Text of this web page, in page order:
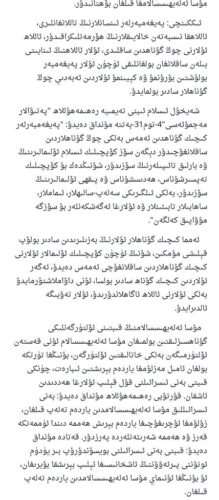
مۇسا ئەلەيھىسسالامغا قىلغان بۆھتانىدۇر.
ئىككىنچى: پەيغەمبەرلەر ئىنسانلارنىڭ تاللانغانلىرى،
ئاللاھقا نىسبەتەن خالايىقلارنىڭ ھۆرمەتلىكراقىدۇر، ئاللاھ
ئۇلارنى چوڭ گۇناھدىن ساقلىدى، ئۇلار ئاللاھنىڭ ئىنايىتى
بىلەن ساقلانغان بولغانلىقى ئۈچۈن ئۇلار پەيغەمبەر
بولۇشتىن بۇرۇنمۇ ۋە كېيىنمۇ ئۇلاردىن ئەبەدىي چوڭ
گۇناھلار سادىر بولمايدۇ.
شەيخۇل ئىسلام ئىبنى تەيمىيە رەھىمەھۇللاھ "پەتىۋالار
مەجمۇئەسى"4-توم31-بەتتە مۇنداق دەيدۇ: "پەيغەمبەرلەر
كىچىك گۇناھدىن ئەمەس بەلكى چوڭ گۇناھلاردىن
ساقلانغۇچىدۇر دېگەن سۆز كۆپچىلىك ئىسلام ئۆلىمالىرىنىڭ
ۋە بارلىق تائىپىلەرنىڭ سۆزىدۇر، شۇنىڭدەك بۇ كۆپچىلىك
تەپسىرشۇناس، ھەدىسشۇناس ۋە پىقھى ئۆلىمالىرىنىڭ
سۆزىدۇر، بەلكى ئىلگىرىكى سەلەپ-سالىھلار، ئىماملار،
ساھابىلار تابىئىنلار ۋە ئۇلارغا ئەگەشكەنلەر بۇ سۆزگە
مۇۋاپىق كەلگەن".
ئەمما كىچىك گۇناھلار ئۇلارنىڭ بەزىلىرىدىن سادىر بولۇپ
قېلىشى مۇمكىن، شۇنىڭ ئۈچۈن كۆپچىلىك ئۆلىمالار ئۇلارنى
كىچىك گۇناھلاردىن ساقلانغۇچى ئەمەس دەيدۇ، ئەگەر
ئۇلاردىن كىچىك گۇناھ سادىر بولسا، ئۇنى داۋاملاشتۇرمايدۇ
بەلكى ئۇلارنى ئاللاھ ئاگاھلاندۇرىدۇ، ئۇلار تەۋبىگە
ئالدىرايدۇ.
مۇسا ئەلەيھىسسالامنىڭ قىبتىنى ئۆلتۈرگەنلىكى
گۇناھسىزلىقتىن بولمىغان مۇسا ئەلەيھىسسالام ئۇنى قەستەن
ئۆلتۈرمىگەن بەلكى خاتالىقتىن ئۆلتۈرگەن، بۇنىڭغا تۈرتكە
بولغان ئامىل مەزلۇمغا ياردەم بېرىشتىن ئىبارەت، چۈنكى
قىبتى بەنى ئىسرائىلنى قۇل قېلىپ ئۇلارغا ھەددىدىن
ئاشقان. قۇرتۇبى رەھىمەھۇللاھ مۇنداق دەيدۇ: بەنى
ئىسرائىللىق مۇسا ئەلەيھىسسالامدىن ياردەم تەلەپ قىلغان،
زۇلۇمغا ئۇچرىغۇچىغا ياردەم بېرىش ھەممە دىندا ئۈممەتكە
قەرز ۋە ھەممە شەرىئەتلەردە پەرزدۇر. قەتادە مۇنداق
دەيدۇ: قىبتى بەنى ئىسرائىلنى بويسۇندۇرۇپ بىر يۈدۈم
ئوتۇننى پىرئەۋۇننىڭ ئاشخانىسىغا ئېلىپ بېرىشقا بۇيرىغان،
ئۇ بۇنىڭغا ئۇنىماي مۇسا ئەلەيھىسسالامدىن ياردەم تەلەپ
قىلغان.
پەيغەمبەرئەلەيھىسسالام مۇنداق دېگەن:
ياخشىلىققا باشلارپ قويغان كىشى قىلغۇچىغا
ئوخشاش ساۋاپقا ئېرىشىدۇ
مۇسلىم رىۋايەت قىلغان (1893) ھەدىس